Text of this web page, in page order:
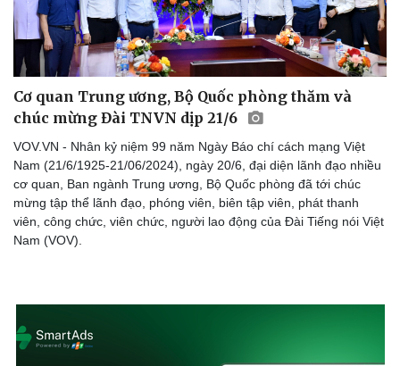
Thông tin doanh nghiệp
Doanh nghiệp 24h
Doanh nhân
Vì cộng đồng
Sành điệu
Tin Công nghệ
Trải nghiệm
Chuyển đổi số
Cơ quan Trung ương, Bộ Quốc phòng thăm và
chúc mừng Đài TNVN dịp 21/6
VOV.VN - Nhân kỷ niệm 99 năm Ngày Báo chí cách mạng Việt
Nam (21/6/1925-21/06/2024), ngày 20/6, đại diện lãnh đạo nhiều
cơ quan, Ban ngành Trung ương, Bộ Quốc phòng đã tới chúc
mừng tập thể lãnh đạo, phóng viên, biên tập viên, phát thanh
viên, công chức, viên chức, người lao động của Đài Tiếng nói Việt
Nam (VOV).